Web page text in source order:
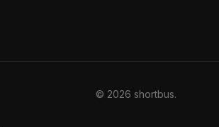
© 2026 shortbus.